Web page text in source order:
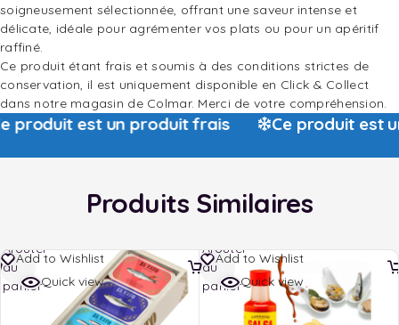
soigneusement sélectionnée, offrant une saveur intense et
délicate, idéale pour agrémenter vos plats ou pour un apéritif
raffiné.
Ce produit étant frais et soumis à des conditions strictes de
conservation, il est uniquement disponible en Click & Collect
dans notre magasin de Colmar. Merci de votre compréhension.
produit est un produit frais Ce produit est
Produits Similaires
Add to Wishlist
Quick view
Ajouter
au
panier
Add to Wishlist
Quick view
Ajouter
au
panier